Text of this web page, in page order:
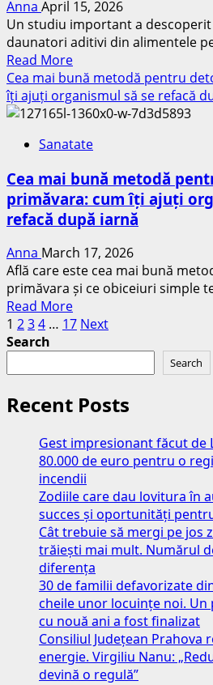
la
supercentenarii
brazilieni
care
traiesc
pana
la
ani
Anna April 15, 2026
Un studiu important a
daunatori aditivi din alimentele
Read MoreRead
more
about
6
alimentari
fost
asociati
cu
si
boli
cronice
intr-
un
amploare
Cea mai bună metodă pentru
îți ajuți organismul să se refacă
Sanatate
Cea mai bună metodă
primăvara: cum îți ajuți
refacă după iarnă
Anna March 17, 2026
Află care este cea mai bună
primăvara și ce obiceiuri simple
Read MoreRead
more
mai
bună
metodă
detoxifiere
primăvara:
cum
îți
ajuți
organismul
să
se
refacă
după
iarnă
Posts
pagination
1 234 … 17 Next
Search
Search
Recent Posts
Gest impresionant făcut de
80.000 de euro pentru o
incendii
Zodiile care dau lovitura în
succes și oportunități
Cât trebuie să mergi pe jos
trăiești mai mult. Numărul
diferența
30 de familii defavorizate
cheile unor locuințe noi.
cu nouă ani a fost finalizat
Consiliul Județean Prahova
energie. Virgiliu Nanu:
devină o regulă”